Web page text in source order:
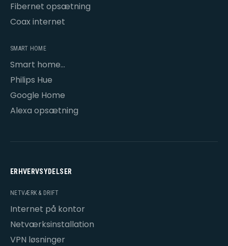
Fibernet opsætning
Coax internet
SMART HOME
Smart home
opsætning
Philips Hue
Google Home
Alexa opsætning
ERHVERVSYDELSER
NETVÆRK & DRIFT
Internet på kontor
Netværksinstallation
VPN løsninger